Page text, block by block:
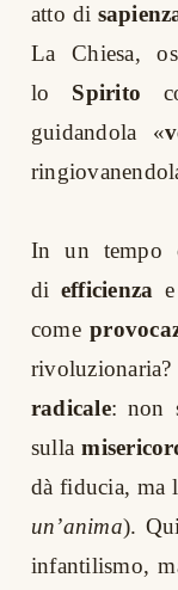
atto di
La Chiesa,
lo
Spirito
guidandola «
In un tempo
di efficienza e
come
radicale: non
sulla
dà fiducia, ma
un’anima).
infantilismo,